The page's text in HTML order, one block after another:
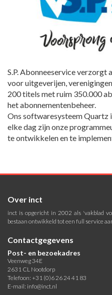
S.P. Abonneeservice verzorgt
voor uitgeverijen,
200 titels met ruim 350.000
het abonnementenbeheer.
Ons softwaresysteem Quartz
elke dag zijn onze
te ontwikkelen en te
Over inct
inct is opgericht in 2002 als 'vakblad
bestaan ontwikkeld tot een full service
Contactgegevens
Post- en bezoekadres
Veenweg 34E
2631 CL Nootdorp
Telefoon: +31 (0)6 26 24 41 83
E-mail: info@inct.nl